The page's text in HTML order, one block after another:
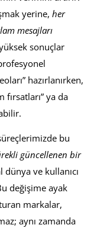
yerine, her
mesajları
sonuçlar
hazırlanırken,
fırsatları” ya da
bu
güncellenen bir
ve kullanıcı
değişime ayak
markalar,
aynı zamanda